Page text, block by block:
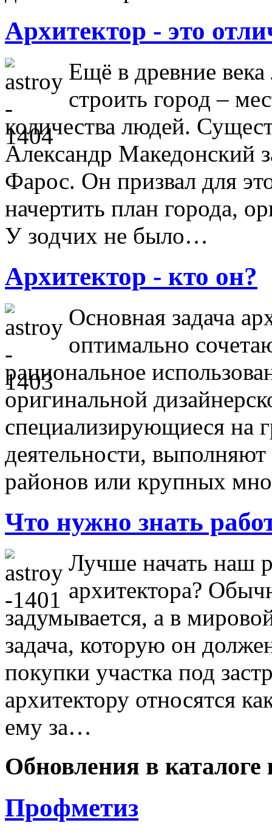
Архитектор - это
Ещё в древние
строить город –
количества людей.
Александр Македонский
Фарос. Он призвал для
начертить план города,
У зодчих не было…
Архитектор - кто он?
Основная задача
оптимально
рациональное
оригинальной
специализирующиеся на
деятельности,
районов или крупных
Что нужно знать
Лучше начать наш
архитектора?
задумывается, а в
задача, которую он
покупки участка под
архитектору относятся
ему за…
Обновления в
Профметиз